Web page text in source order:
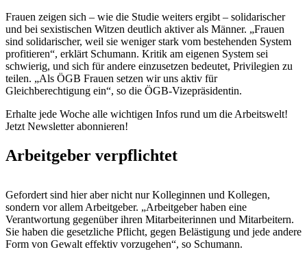
Frauen zeigen sich – wie die Studie weiters ergibt – solidarischer
und bei sexistischen Witzen deutlich aktiver als Männer. „Frauen
sind solidarischer, weil sie weniger stark vom bestehenden System
profitieren“, erklärt Schumann. Kritik am eigenen System sei
schwierig, und sich für andere einzusetzen bedeutet, Privilegien zu
teilen. „Als ÖGB Frauen setzen wir uns aktiv für
Gleichberechtigung ein“, so die ÖGB-Vizepräsidentin.
Erhalte jede Woche alle wichtigen Infos rund um die Arbeitswelt!
Jetzt Newsletter abonnieren!
Arbeitgeber verpflichtet
Gefordert sind hier aber nicht nur Kolleginnen und Kollegen,
sondern vor allem Arbeitgeber. „Arbeitgeber haben eine
Verantwortung gegenüber ihren Mitarbeiterinnen und Mitarbeitern.
Sie haben die gesetzliche Pflicht, gegen Belästigung und jede andere
Form von Gewalt effektiv vorzugehen“, so Schumann.